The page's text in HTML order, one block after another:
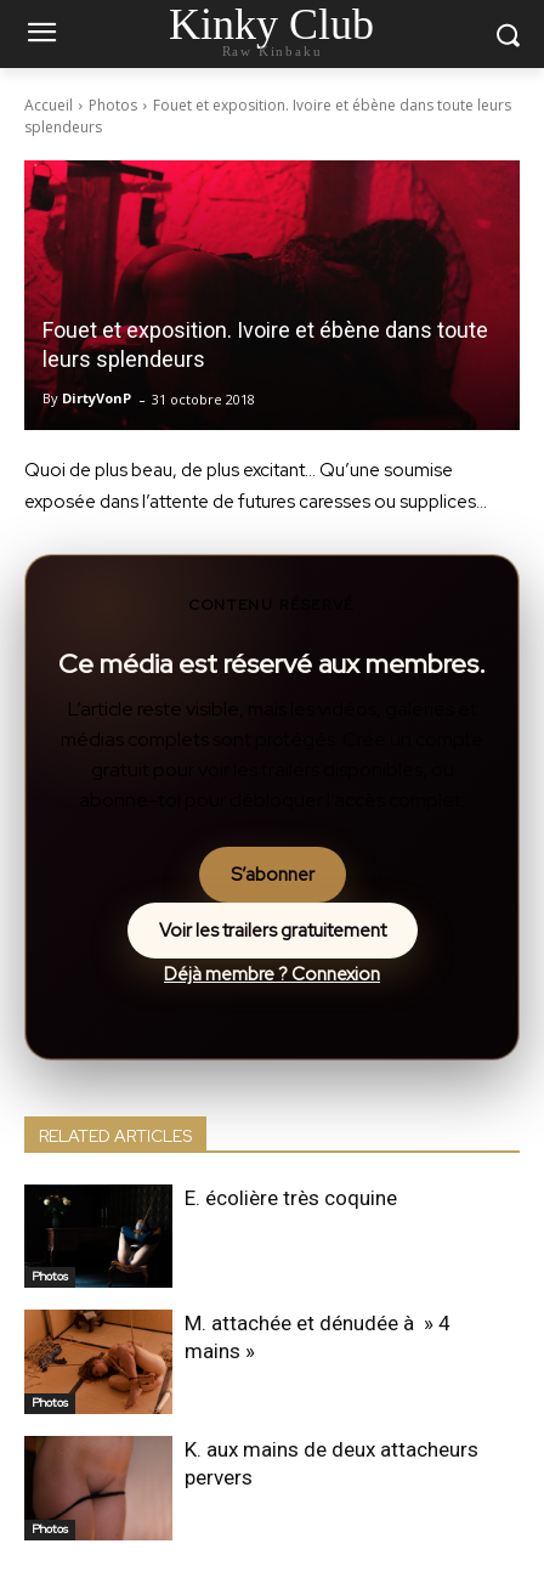
Kinky Club
Raw Kinbaku
Accueil Photos
Fouet et exposition. Ivoire et ébène dans toute leurs
splendeurs
Fouet et exposition. Ivoire et ébène dans toute
leurs splendeurs
By DirtyVonP - 31 octobre 2018
Quoi de plus beau, de plus excitant… Qu’une soumise
exposée dans l’attente de futures caresses ou supplices…
CONTENU RÉSERVÉ
Ce média est réservé aux membres.
L’article reste visible, mais les vidéos, galeries et
médias complets sont protégés. Crée un compte
gratuit pour voir les trailers disponibles, ou
S’abonner
Voir les trailers gratuitement
Déjà membre ? Connexion
RELATED ARTICLES
Photos
E. écolière très coquine
Photos
M. attachée et dénudée à » 4
mains »
Photos
K. aux mains de deux attacheurs
pervers